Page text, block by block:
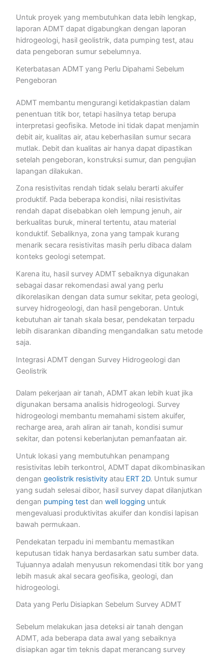
Untuk proyek yang membutuhkan data lebih lengkap,
laporan ADMT dapat digabungkan dengan laporan
hidrogeologi, hasil geolistrik, data pumping test, atau
data pengeboran sumur sebelumnya.
Keterbatasan ADMT yang Perlu Dipahami Sebelum
Pengeboran
ADMT membantu mengurangi ketidakpastian dalam
penentuan titik bor, tetapi hasilnya tetap berupa
interpretasi geofisika. Metode ini tidak dapat menjamin
debit air, kualitas air, atau keberhasilan sumur secara
mutlak. Debit dan kualitas air hanya dapat dipastikan
setelah pengeboran, konstruksi sumur, dan pengujian
lapangan dilakukan.
Zona resistivitas rendah tidak selalu berarti akuifer
produktif. Pada beberapa kondisi, nilai resistivitas
rendah dapat disebabkan oleh lempung jenuh, air
berkualitas buruk, mineral tertentu, atau material
konduktif. Sebaliknya, zona yang tampak kurang
menarik secara resistivitas masih perlu dibaca dalam
konteks geologi setempat.
Karena itu, hasil survey ADMT sebaiknya digunakan
sebagai dasar rekomendasi awal yang perlu
dikorelasikan dengan data sumur sekitar, peta geologi,
survey hidrogeologi, dan hasil pengeboran. Untuk
kebutuhan air tanah skala besar, pendekatan terpadu
lebih disarankan dibanding mengandalkan satu metode
saja.
Integrasi ADMT dengan Survey Hidrogeologi dan
Geolistrik
Dalam pekerjaan air tanah, ADMT akan lebih kuat jika
digunakan bersama analisis hidrogeologi. Survey
hidrogeologi membantu memahami sistem akuifer,
recharge area, arah aliran air tanah, kondisi sumur
sekitar, dan potensi keberlanjutan pemanfaatan air.
Untuk lokasi yang membutuhkan penampang
resistivitas lebih terkontrol, ADMT dapat dikombinasikan
dengan geolistrik resistivityatau ERT 2D. Untuk sumur
yang sudah selesai dibor, hasil survey dapat dilanjutkan
dengan pumping testdan well logging untuk
mengevaluasi produktivitas akuifer dan kondisi lapisan
bawah permukaan.
Pendekatan terpadu ini membantu memastikan
keputusan tidak hanya berdasarkan satu sumber data.
Tujuannya adalah menyusun rekomendasi titik bor yang
lebih masuk akal secara geofisika, geologi, dan
hidrogeologi.
Data yang Perlu Disiapkan Sebelum Survey ADMT
Sebelum melakukan jasa deteksi air tanah dengan
ADMT, ada beberapa data awal yang sebaiknya
disiapkan agar tim teknis dapat merancang survey